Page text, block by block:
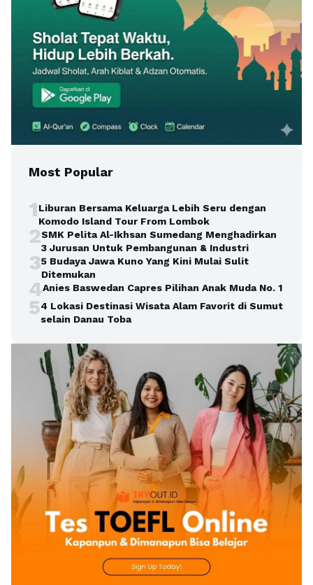
Most Popular
1Liburan Bersama Keluarga Lebih Seru dengan
Komodo Island Tour From Lombok
2SMK Pelita Al-Ikhsan Sumedang Menghadirkan
3 Jurusan Untuk Pembangunan & Industri
35 Budaya Jawa Kuno Yang Kini Mulai Sulit
Ditemukan
4Anies Baswedan Capres Pilihan Anak Muda No. 1
54 Lokasi Destinasi Wisata Alam Favorit di Sumut
selain Danau Toba